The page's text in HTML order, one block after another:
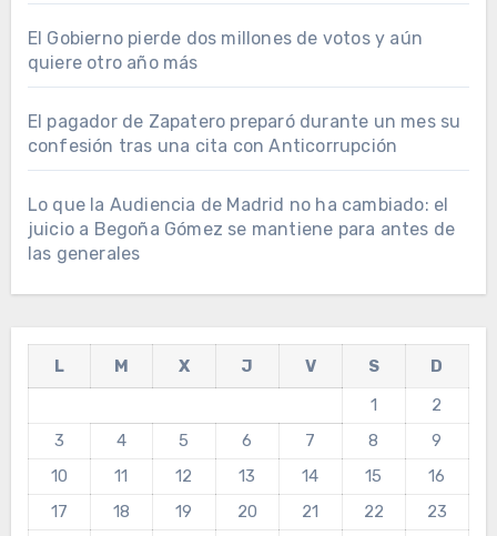
El Gobierno pierde dos millones de votos y aún
quiere otro año más
El pagador de Zapatero preparó durante un mes su
confesión tras una cita con Anticorrupción
Lo que la Audiencia de Madrid no ha cambiado: el
juicio a Begoña Gómez se mantiene para antes de
las generales
L M X J V S
D
1
2
3
4 5 6 7 8
9
10
11 12 13 14 15
16
17
18 19 20 21 22
23